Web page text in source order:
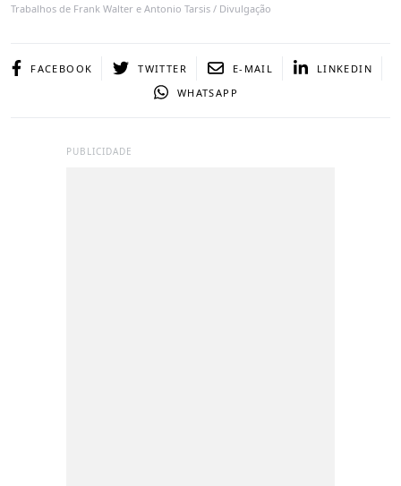
Trabalhos de Frank Walter e Antonio Tarsis / Divulgação
FACEBOOK TWITTER E-MAIL
LINKEDIN
WHATSAPP
PUBLICIDADE